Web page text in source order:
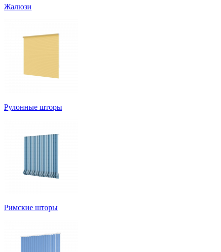
Жалюзи
Рулонные шторы
Римские шторы